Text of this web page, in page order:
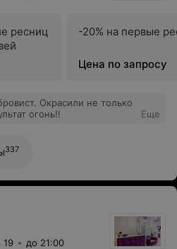
ресниц
-20% на первые
Цена по запросу
Окрасили не только
огонь!!
Еще
337
19 до 21:00